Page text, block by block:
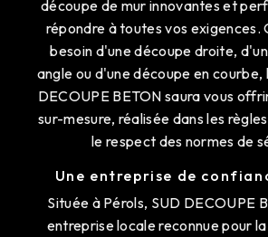
découpe de mur innovantes et
répondre à toutes vos exigences.
besoin d'une découpe droite,
angle ou d'une découpe en courbe,
DECOUPE BETON saura vous
sur-mesure, réalisée dans les
le respect des normes de
Une entreprise de
Située à Pérols, SUD DECOUPE
entreprise locale reconnue pour